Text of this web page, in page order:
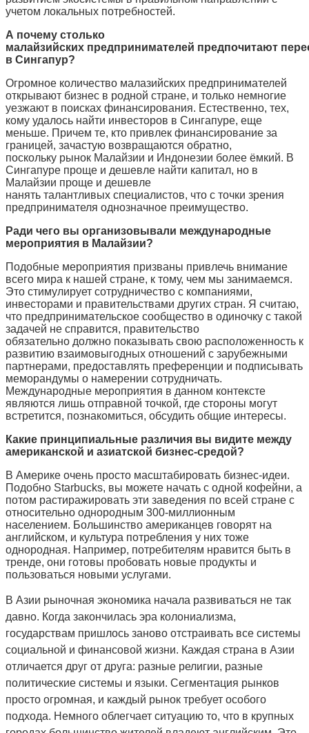
учетом локальных потребностей.
А почему столько
малайзийских предпринимателей предпочитают
в Сингапур?
Огромное количество малазийских предпринимателей
открывают бизнес в родной стране, и только немногие
уезжают в поисках финансирования. Естественно, тех,
кому удалось найти инвесторов в Сингапуре, еще
меньше. Причем те, кто привлек финансирование за
границей, зачастую возвращаются обратно,
поскольку рынок Малайзии и Индонезии более ёмкий. В
Сингапуре проще и дешевле найти капитал, но в
Малайзии проще и дешевле
нанять талантливых специалистов, что с точки зрения
предпринимателя однозначное преимущество.
Ради чего вы организовывали международные
мероприятия в Малайзии?
Подобные мероприятия призваны привлечь внимание
всего мира к нашей стране, к тому, чем мы занимаемся.
Это стимулирует сотрудничество с компаниями,
инвесторами и правительствами других стран. Я считаю,
что предпринимательское сообщество в одиночку с такой
задачей не справится, правительство
обязательно должно показывать свою расположенность к
развитию взаимовыгодных отношений с зарубежными
партнерами, предоставлять преференции и подписывать
меморандумы о намерении сотрудничать.
Международные мероприятия в данном контексте
являются лишь отправной точкой, где стороны могут
встретится, познакомиться, обсудить общие интересы.
Какие принципиальные различия вы видите между
американской и азиатской бизнес-средой?
В Америке очень просто масштабировать бизнес-идеи.
Подобно Starbucks, вы можете начать с одной кофейни, а
потом растиражировать эти заведения по всей стране с
относительно однородным 300-миллионным
населением. Большинство американцев говорят на
английском, и культура потребления у них тоже
однородная. Например, потребителям нравится быть в
тренде, они готовы пробовать новые продукты и
пользоваться новыми услугами.
В Азии рыночная экономика начала развиваться не так
давно. Когда закончилась эра колониализма,
государствам пришлось заново отстраивать все системы
социальной и финансовой жизни. Каждая страна в Азии
отличается друг от друга: разные религии, разные
политические системы и языки. Сегментация рынков
просто огромная, и каждый рынок требует особого
подхода. Немного облегчает ситуацию то, что в крупных